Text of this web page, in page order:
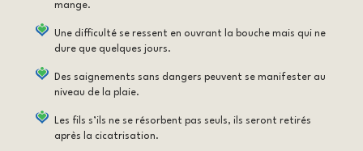
mange.
Une difficulté se ressent en ouvrant la bouche mais qui ne
dure que quelques jours.
Des saignements sans dangers peuvent se manifester au
niveau de la plaie.
Les fils s’ils ne se résorbent pas seuls, ils seront retirés
après la cicatrisation.